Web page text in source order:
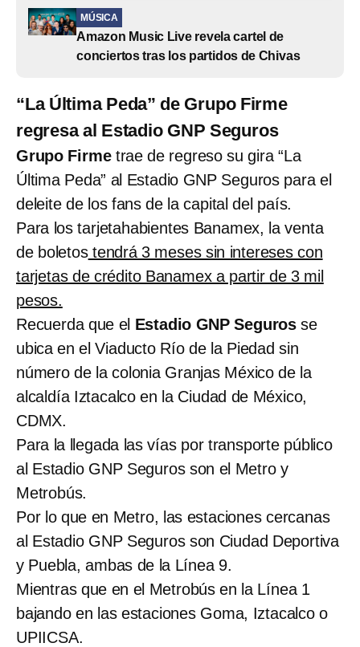
MÚSICA
Amazon Music Live revela cartel de
conciertos tras los partidos de Chivas
“La Última Peda” de Grupo Firme
regresa al Estadio GNP Seguros
Grupo Firmetrae de regreso su gira “La
Última Peda” al Estadio GNP Seguros para el
deleite de los fans de la capital del país.
Para los tarjetahabientes Banamex, la venta
de boletostendrá 3 meses sin intereses con
tarjetas de crédito Banamex a partir de 3 mil
pesos.
Recuerda que el Estadio GNP Segurosse
ubica en el Viaducto Río de la Piedad sin
número de la colonia Granjas México de la
alcaldía Iztacalco en la Ciudad de México,
CDMX.
Para la llegada las vías por transporte público
al Estadio GNP Seguros son el Metro y
Metrobús.
Por lo que en Metro, las estaciones cercanas
al Estadio GNP Seguros son Ciudad Deportiva
y Puebla, ambas de la Línea 9.
Mientras que en el Metrobús en la Línea 1
bajando en las estaciones Goma, Iztacalco o
UPIICSA.